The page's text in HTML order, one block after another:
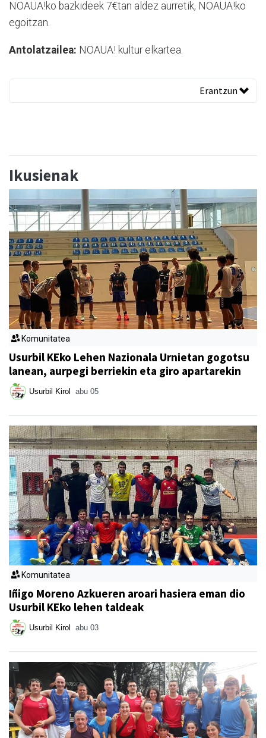
NOAUA!ko bazkideek 7€tan aldez aurretik, NOAUA!ko
egoitzan.
Antolatzailea: NOAUA! kultur elkartea.
Erantzun
Ikusienak
Komunitatea
Usurbil KEko Lehen Nazionala Urnietan gogotsu
lanean, aurpegi berriekin eta giro apartarekin
Usurbil Kirol abu 05
Komunitatea
Iñigo Moreno Azkueren aroari hasiera eman dio
Usurbil KEko lehen taldeak
Usurbil Kirol abu 03